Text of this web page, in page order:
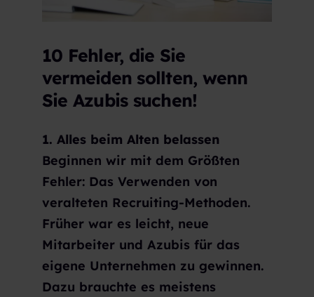
10 Fehler, die Sie
vermeiden sollten, wenn
Sie Azubis suchen!
1. Alles beim Alten belassen
Beginnen wir mit dem Größten
Fehler: Das Verwenden von
veralteten Recruiting-Methoden.
Früher war es leicht, neue
Mitarbeiter und Azubis für das
eigene Unternehmen zu gewinnen.
Dazu brauchte es meistens